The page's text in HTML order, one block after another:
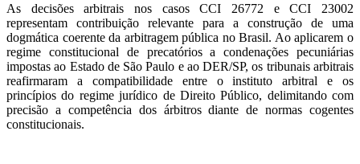
As decisões arbitrais nos casos CCI 26772 e CCI 23002
representam contribuição relevante para a construção de uma
dogmática coerente da arbitragem pública no Brasil. Ao aplicarem o
regime constitucional de precatórios a condenações pecuniárias
impostas ao Estado de São Paulo e ao DER/SP, os tribunais arbitrais
reafirmaram a compatibilidade entre o instituto arbitral e os
princípios do regime jurídico de Direito Público, delimitando com
precisão a competência dos árbitros diante de normas cogentes
constitucionais.